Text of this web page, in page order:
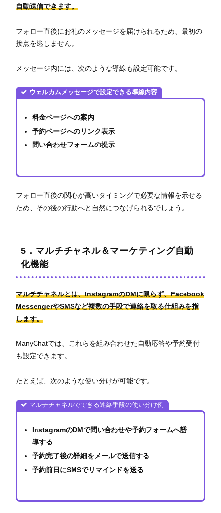
自動送信できます。
フォロー直後にお礼のメッセージを届けられるため、最初の
接点を逃しません。
メッセージ内には、次のような導線も設定可能です。
ウェルカムメッセージで設定できる導線内容
料金ページへの案内
予約ページへのリンク表示
問い合わせフォームの提示
フォロー直後の関心が高いタイミングで必要な情報を示せる
ため、その後の行動へと自然につなげられるでしょう。
5．マルチチャネル＆マーケティング自動
化機能
マルチチャネルとは、InstagramのDMに限らず、Facebook
MessengerやSMSなど複数の手段で連絡を取る仕組みを指
します。
ManyChatでは、これらを組み合わせた自動応答や予約受付
も設定できます。
たとえば、次のような使い分けが可能です。
マルチチャネルでできる連絡手段の使い分け例
InstagramのDMで問い合わせや予約フォームへ誘
導する
予約完了後の詳細をメールで送信する
予約前日にSMSでリマインドを送る